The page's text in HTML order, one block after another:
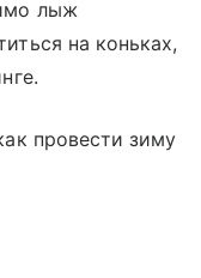
лыж
на коньках,
провести зиму